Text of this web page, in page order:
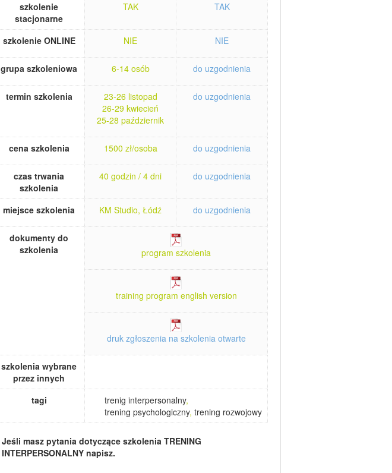
szkolenie
stacjonarne
TAK TAK
szkolenie ONLINE NIE NIE
grupa szkoleniowa 6-14 osób do uzgodnienia
termin szkolenia
23-26 listopad
26-29 kwiecień
25-28 październik
do uzgodnienia
cena szkolenia 1500 zł/osoba do uzgodnienia
czas trwania
szkolenia
40 godzin / 4 dni do uzgodnienia
miejsce szkolenia KM Studio, Łódź do uzgodnienia
dokumenty do
szkolenia
program szkolenia
training program english version
druk zgłoszenia na szkolenia otwarte
szkolenia wybrane
przez innych
tagi
trenig interpersonalny,
trening psychologiczny, trening rozwojowy
Jeśli masz pytania dotyczące szkolenia TRENING
INTERPERSONALNY napisz.